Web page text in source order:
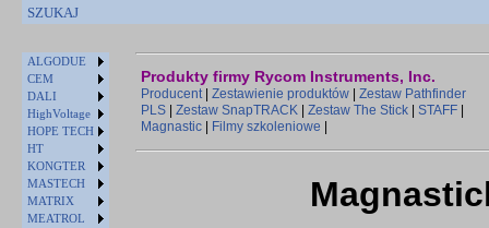
SZUKAJ
ALGODUE
CEM
DALI
HighVoltage
HOPE TECH
HT
KONGTER
MASTECH
MATRIX
MEATROL
Produkty firmy Rycom Instruments, Inc.
Producent| Zestawienie produktów
Zestaw Pathfinder
PLS
Zestaw SnapTRACK Zestaw The Stick STAFF
Magnastic
Filmy szkoleniowe